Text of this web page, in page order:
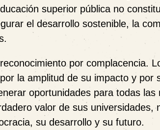
superior pública no
el desarrollo sostenible, la
por complacencia.
la amplitud de su impacto y por
oportunidades para todas
valor de sus universidades,
su desarrollo y su futuro.